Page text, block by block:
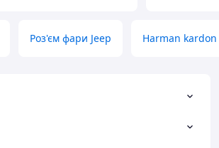
Роз'єм фари Jeep Harman kardon